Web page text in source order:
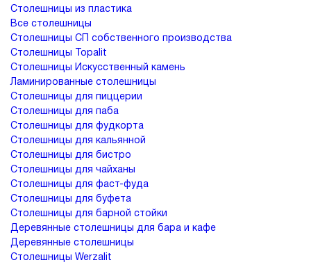
Столешницы из пластика
Все столешницы
Столешницы СП собственного производства
Столешницы Topalit
Столешницы Искусственный камень
Ламинированные столешницы
Столешницы для пиццерии
Столешницы для паба
Столешницы для фудкорта
Столешницы для кальянной
Столешницы для бистро
Столешницы для чайханы
Столешницы для фаст-фуда
Столешницы для буфета
Столешницы для барной стойки
Деревянные столешницы для бара и кафе
Деревянные столешницы
Столешницы Werzalit